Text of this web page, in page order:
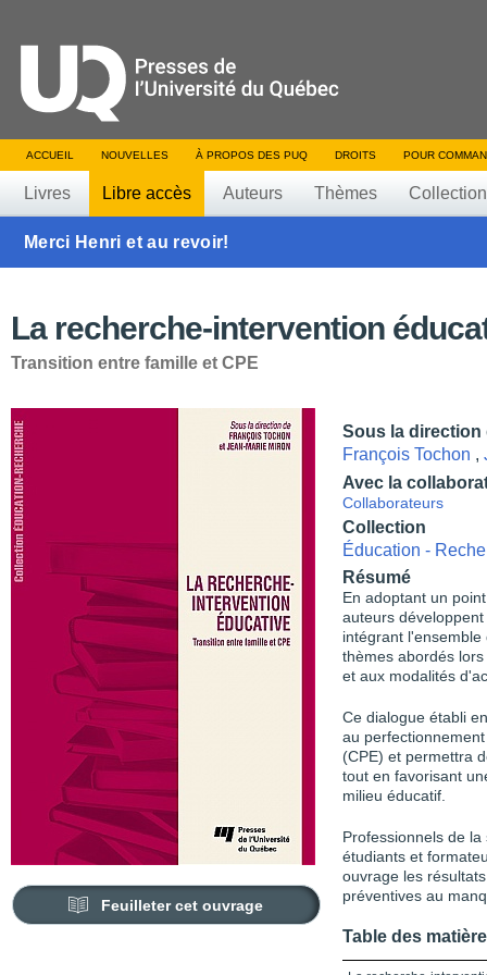
ACCUEIL NOUVELLES À PROPOS DES PUQ DROITS POUR
Livres Libre accès Auteurs Thèmes
Merci Henri et au revoir!
La recherche-intervention
Transition entre famille et CPE
Feuilleter cet ouvrage
Sous la direction
François Tochon ,
Avec la
Collaborateurs
Collection
Éducation -
Résumé
En adoptant un
auteurs
intégrant
thèmes abordés
et aux modalités
Ce dialogue établi
au
(CPE) et permettra
tout en favorisant
milieu éducatif.
Professionnels de
étudiants et
ouvrage les
préventives au
Table des